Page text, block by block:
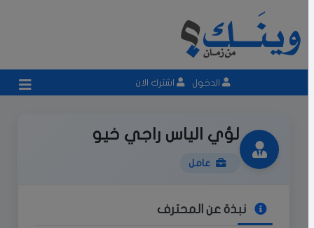
الدخول اشترك الان
لؤي الياس راجي خيو
عامل
نبذة عن المحترف